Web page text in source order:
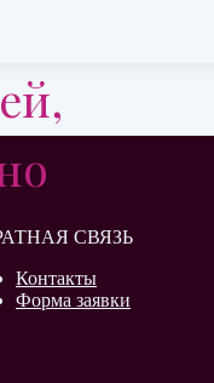
СВЯЗЬ
Контакты
Форма заявки